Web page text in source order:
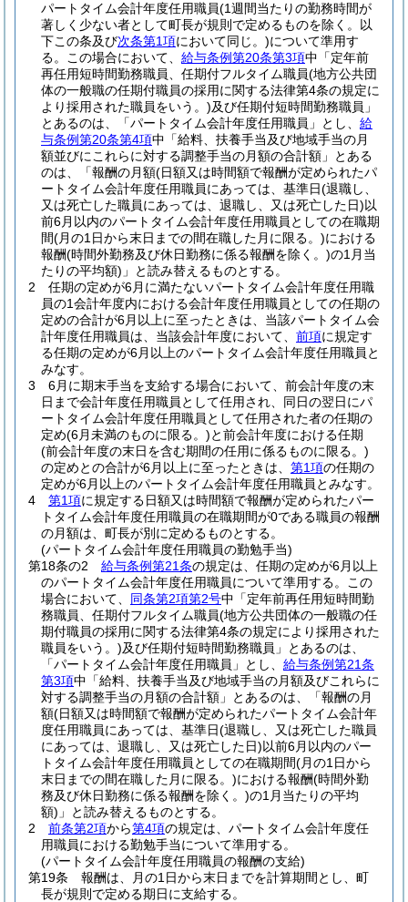
パートタイム会計年度任用職員(1週間当たりの勤務時間が
著しく少ない者として町長が規則で定めるものを除く。以
下この条及び次条第1項において同じ。)について準用す
る。
この場合において、 給与条例第20条第3項中「定年前
再任用短時間勤務職員、任期付フルタイム職員(地方公共団
体の一般職の任期付職員の採用に関する法律第4条の規定に
より採用された職員をいう。)及び任期付短時間勤務職員」
とあるのは、「パートタイム会計年度任用職員」とし、 給
与条例第20条第4項中「給料、扶養手当及び地域手当の月
額並びにこれらに対する調整手当の月額の合計額」とある
のは、「報酬の月額(日額又は時間額で報酬が定められたパ
ートタイム会計年度任用職員にあっては、基準日(退職し、
又は死亡した職員にあっては、退職し、又は死亡した日)以
前6月以内のパートタイム会計年度任用職員としての在職期
間(月の1日から末日までの間在職した月に限る。)における
報酬(時間外勤務及び休日勤務に係る報酬を除く。)の1月当
たりの平均額) 」と読み替えるものとする。
2
任期の定めが6月に満たないパートタイム会計年度任用職
員の1会計年度内における会計年度任用職員としての任期の
定めの合計が6月以上に至ったときは、当該パートタイム会
計年度任用職員は、当該会計年度において、 前項に規定す
る任期の定めが6月以上のパートタイム会計年度任用職員と
みなす。
3
6月に期末手当を支給する場合において、前会計年度の末
日まで会計年度任用職員として任用され、同日の翌日にパ
ートタイム会計年度任用職員として任用された者の任期の
定め(6月未満のものに限る。)と前会計年度における任期
(前会計年度の末日を含む期間の任用に係るものに限る。)
の定めとの合計が6月以上に至ったときは、 第1項の任期の
定めが6月以上のパートタイム会計年度任用職員とみなす。
4
第1項に規定する日額又は時間額で報酬が定められたパー
トタイム会計年度任用職員の在職期間が0である職員の報酬
の月額は、町長が別に定めるものとする。
(パートタイム会計年度任用職員の勤勉手当)
第18条の2
給与条例第21条の規定は、任期の定めが6月以上
のパートタイム会計年度任用職員について準用する。
この
場合において、 同条第2項第2号中「定年前再任用短時間勤
務職員、任期付フルタイム職員(地方公共団体の一般職の任
期付職員の採用に関する法律第4条の規定により採用された
職員をいう。)及び任期付短時間勤務職員」とあるのは、
「パートタイム会計年度任用職員」とし、 給与条例第21条
第3項中「給料、扶養手当及び地域手当の月額及びこれらに
対する調整手当の月額の合計額」とあるのは、「報酬の月
額(日額又は時間額で報酬が定められたパートタイム会計年
度任用職員にあっては、基準日(退職し、又は死亡した職員
にあっては、退職し、又は死亡した日)以前6月以内のパー
トタイム会計年度任用職員としての在職期間(月の1日から
末日までの間在職した月に限る。)における報酬(時間外勤
務及び休日勤務に係る報酬を除く。)の1月当たりの平均
額) 」と読み替えるものとする。
2
前条第2項から第4項の規定は、パートタイム会計年度任
用職員における勤勉手当について準用する。
(パートタイム会計年度任用職員の報酬の支給)
第19条
報酬は、月の1日から末日までを計算期間とし、町
長が規則で定める期日に支給する。